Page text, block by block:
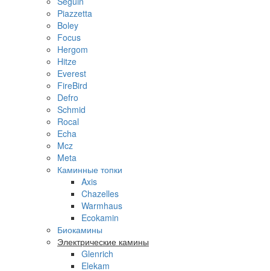
Piazzetta
Boley
Focus
Hergom
Hitze
Everest
FireBird
Defro
Schmid
Rocal
Echa
Mcz
Meta
Каминные топки
Axis
Chazelles
Warmhaus
Ecokamin
Биокамины
Электрические камины
Glenrich
Elekam